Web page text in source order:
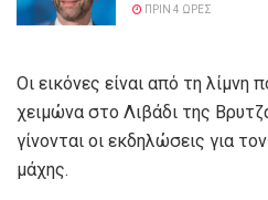
ΠΡΙΝ 4 ΏΡΕΣ
Οι εικόνες είναι από τη λίμνη
χειμώνα στο Λιβάδι της
γίνονται οι εκδηλώσεις για
μάχης.